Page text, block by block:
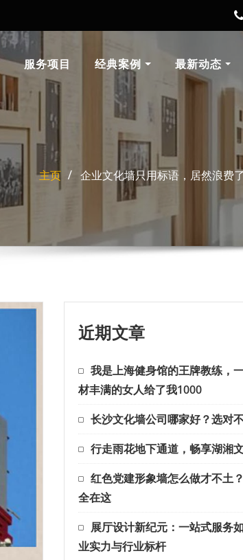
服务项目 经典案例 最新动态
主页 企业文化墙只用标语，居然浪费
近期文章
我是上海健身馆的王牌教练，
材丰满的女人给了我1000
长沙文化墙公司哪家好？选对
行走雨花地下通道，畅享湖湘
红色党建形象墙怎么做才不土
全在这
展厅设计新纪元：一站式服务
业实力与行业标杆